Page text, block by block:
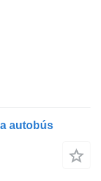
autobús